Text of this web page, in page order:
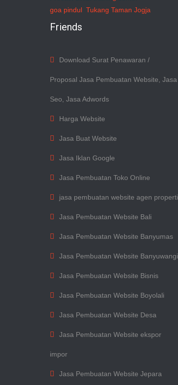
goa pindul Tukang Taman Jogja
Friends
Download Surat Penawaran /
Proposal Jasa Pembuatan Website, Jasa
Seo, Jasa Adwords
Harga Website
Jasa Buat Website
Jasa Iklan Google
Jasa Pembuatan Toko Online
jasa pembuatan website agen properti
Jasa Pembuatan Website Bali
Jasa Pembuatan Website Banyumas
Jasa Pembuatan Website Banyuwangi
Jasa Pembuatan Website Bisnis
Jasa Pembuatan Website Boyolali
Jasa Pembuatan Website Desa
Jasa Pembuatan Website ekspor
impor
Jasa Pembuatan Website Jepara